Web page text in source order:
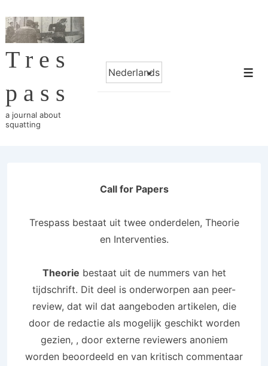
Skip
to
Main
Tres
pass
a journal about
squatting
Choose
a
Call for Papers
Trespass bestaat uit twee onderdelen, Theorie
en Interventies.
Theorie bestaat uit de nummers van het
tijdschrift. Dit deel is onderworpen aan peer-
review, dat wil dat aangeboden artikelen, die
door de redactie als mogelijk geschikt worden
gezien, , door externe reviewers anoniem
worden beoordeeld en van kritisch commentaar